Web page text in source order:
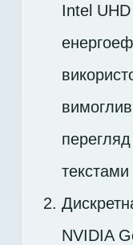
Intel
текстами
NVIDIA